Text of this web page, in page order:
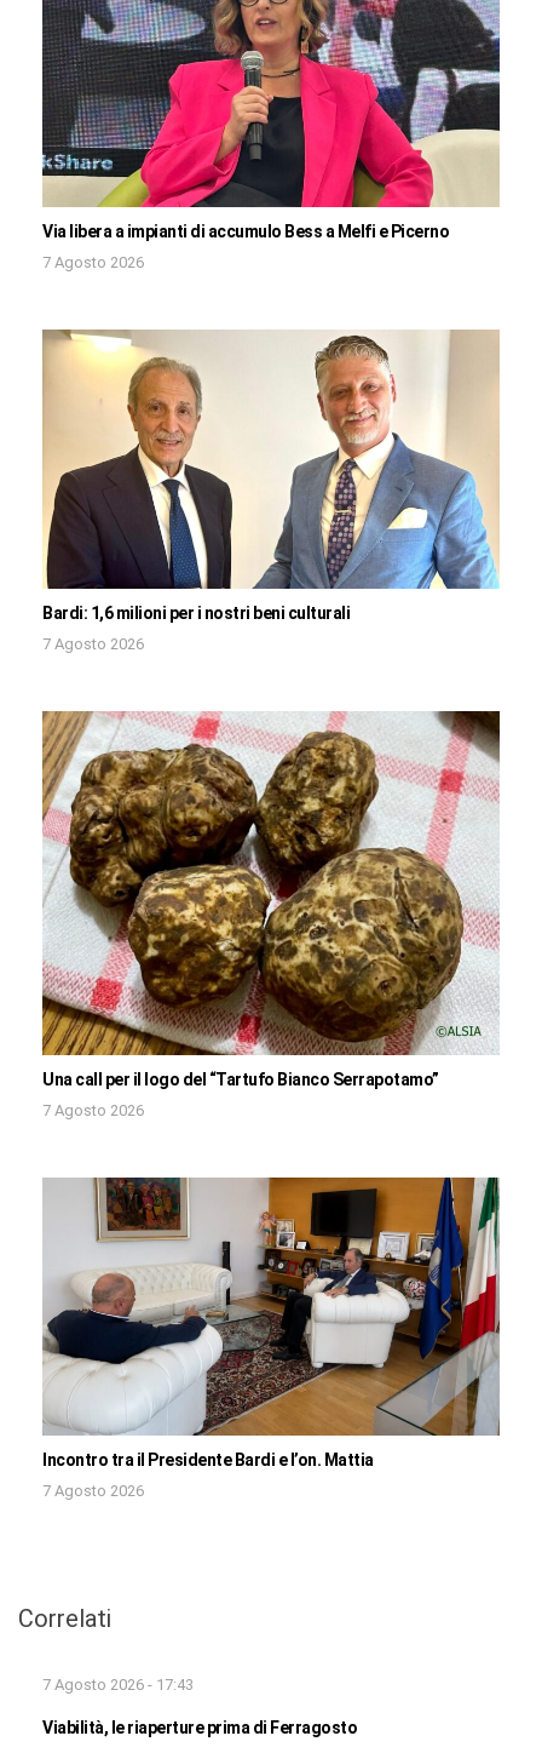
Via libera a impianti di accumulo Bess a Melfi e Picerno
7 Agosto 2026
Bardi: 1,6 milioni per i nostri beni culturali
7 Agosto 2026
Una call per il logo del “Tartufo Bianco Serrapotamo”
7 Agosto 2026
Incontro tra il Presidente Bardi e l’on. Mattia
7 Agosto 2026
Correlati
7 Agosto 2026 - 17:43
Viabilità, le riaperture prima di Ferragosto